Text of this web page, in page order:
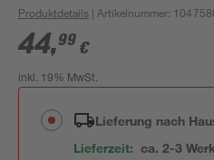
Produktdetails | Artikelnummer:
44,99 €
inkl. 19% MwSt.
Lieferung nach
Lieferzeit: ca. 2-3